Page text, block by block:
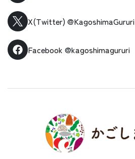
X(Twitter) @KagoshimaGururi
Facebook @kagoshimagururi